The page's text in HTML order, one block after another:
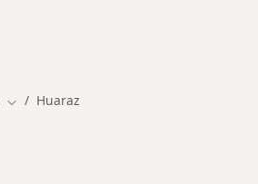
Cambiar de ciudad
Huaraz